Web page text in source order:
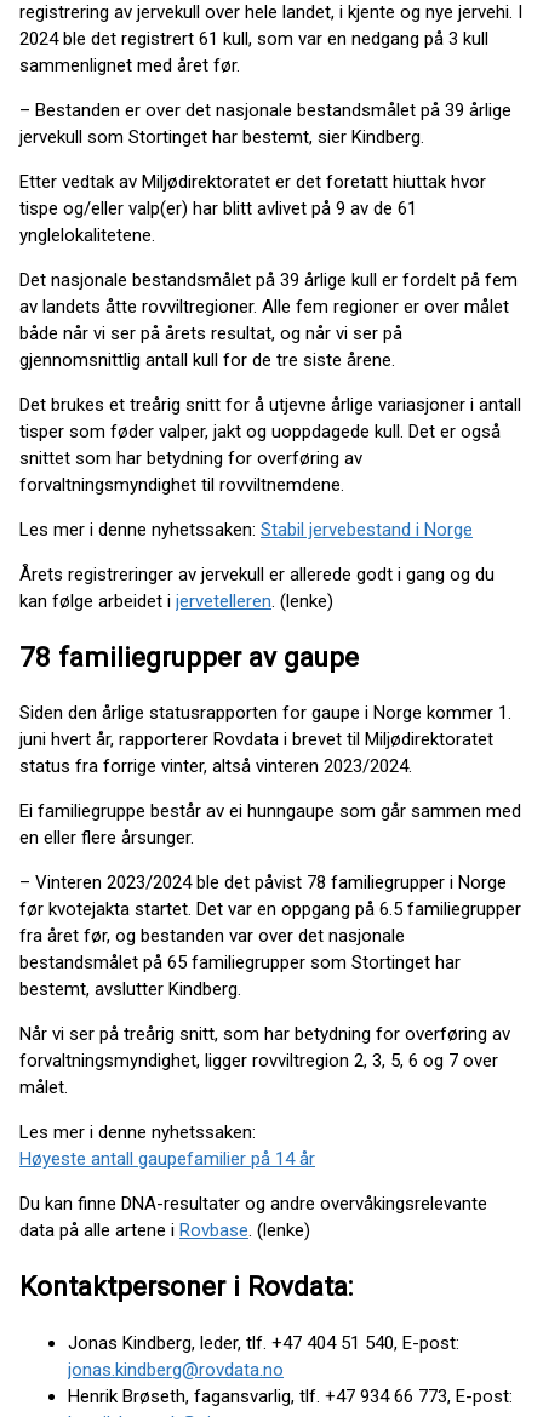
registrering av jervekull over hele landet, i kjente og nye jervehi. I
2024 ble det registrert 61 kull, som var en nedgang på 3 kull
sammenlignet med året før.
– Bestanden er over det nasjonale bestandsmålet på 39 årlige
jervekull som Stortinget har bestemt, sier Kindberg.
Etter vedtak av Miljødirektoratet er det foretatt hiuttak hvor
tispe og/eller valp(er) har blitt avlivet på 9 av de 61
ynglelokalitetene.
Det nasjonale bestandsmålet på 39 årlige kull er fordelt på fem
av landets åtte rovviltregioner. Alle fem regioner er over målet
både når vi ser på årets resultat, og når vi ser på
gjennomsnittlig antall kull for de tre siste årene.
Det brukes et treårig snitt for å utjevne årlige variasjoner i antall
tisper som føder valper, jakt og uoppdagede kull. Det er også
snittet som har betydning for overføring av
forvaltningsmyndighet til rovviltnemdene.
Les mer i denne nyhetssaken: Stabil jervebestand i Norge
Årets registreringer av jervekull er allerede godt i gang og du
kan følge arbeidet i jervetelleren. (lenke)
78 familiegrupper av gaupe
Siden den årlige statusrapporten for gaupe i Norge kommer 1.
juni hvert år, rapporterer Rovdata i brevet til Miljødirektoratet
status fra forrige vinter, altså vinteren 2023/2024.
Ei familiegruppe består av ei hunngaupe som går sammen med
en eller flere årsunger.
– Vinteren 2023/2024 ble det påvist 78 familiegrupper i Norge
før kvotejakta startet. Det var en oppgang på 6.5 familiegrupper
fra året før, og bestanden var over det nasjonale
bestandsmålet på 65 familiegrupper som Stortinget har
bestemt, avslutter Kindberg.
Når vi ser på treårig snitt, som har betydning for overføring av
forvaltningsmyndighet, ligger rovviltregion 2, 3, 5, 6 og 7 over
målet.
Les mer i denne nyhetssaken:
Høyeste antall gaupefamilier på 14 år
Du kan finne DNA-resultater og andre overvåkingsrelevante
data på alle artene i Rovbase. (lenke)
Kontaktpersoner i Rovdata:
Jonas Kindberg, leder, tlf. +47 404 51 540, E-post:
jonas.kindberg@rovdata.no
Henrik Brøseth, fagansvarlig, tlf. +47 934 66 773, E-post: